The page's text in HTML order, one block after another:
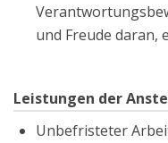
und Freude daran,
Leistungen der
Unbefristeter